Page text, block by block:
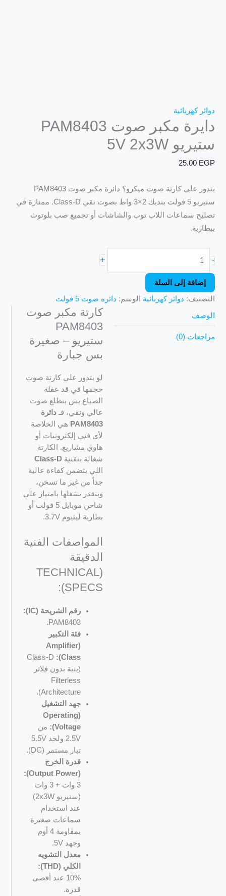
دوائر كهربائية
دايرة مكبر صوت PAM8403
ستيريو 5V 2x3W
25.00 EGP
بتدور على كارتة صوت ميكرو؟ دائرة مكبر صوت PAM8403
ستيريو 5 فولت بتديك 2×3 واط بصوت نقي Class-D. ممتازة في
تصليح سماعات اللاب توب والشاشات أو تجميع صب بلوتوث
ببطارية.
-
+
إضافة إلى السلة
التصنيف: دوائر كهربائية الوسم: دائره صوت 5 فولت
الوصف
مراجعات (0)
كارتة مكبر صوت
PAM8403
ستيريو – صغيرة
بس جبارة
لو بتدور على كارتة صوت
حجمها في قد عقلة
الصباع بس بتطلع صوت
عالي ونقي، فـدائرة
PAM8403 هي الخلاصة
لأي فني إلكترونيات أو
هاوي مشاريع. الكارتة
شغالة بتقنية Class-D
اللي بتضمن كفاءة عالية
جداً من غير ما تسخن،
وبتقدر تشغلها بامتياز على
شاحن موبايل 5 فولت أو
بطارية ليثيوم 3.7V.
المواصفات الفنية
الدقيقة
(TECHNICAL
SPECS):
رقم الشريحة (IC):
PAM8403.
فئة التكبير
(Amplifier
Class):
Class-D
(بنية بدون فلاتر
Filterless
Architecture).
جهد التشغيل
(Operating
Voltage):
من
2.5V ولحد 5.5V
تيار مستمر (DC).
قدرة الخرج
(Output Power):
3 وات + 3 وات
(ستيريو 2x3W)
عند استخدام
سماعات صغيرة
بمقاومة 4 أوم
وجهد 5V.
معدل التشويه
الكلي (THD):
10% عند أقصى
قدرة.